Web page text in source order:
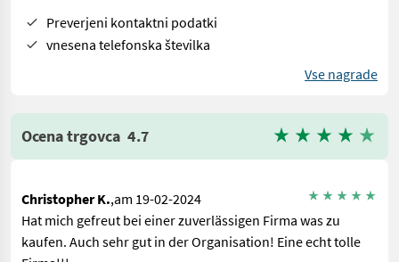
Preverjeni kontaktni podatki
vnesena telefonska številka
Vse nagrade
Ocena trgovca 4.7
Christopher K.,am 19-02-2024
Hat mich gefreut bei einer zuverlässigen Firma was zu
kaufen. Auch sehr gut in der Organisation! Eine echt tolle